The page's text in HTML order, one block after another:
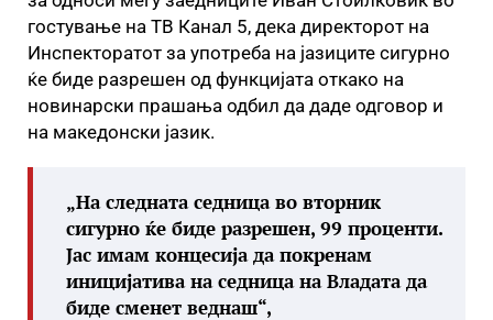
гостување на ТВ Канал 5, дека директорот на
Инспекторатот за употреба на јазиците сигурно
ќе биде разрешен од функцијата откако на
новинарски прашања одбил да даде одговор и
на македонски јазик.
„На следната седница во вторник
сигурно ќе биде разрешен, 99 проценти.
Јас имам концесија да покренам
иницијатива на седница на Владата да
биде сменет веднаш“,